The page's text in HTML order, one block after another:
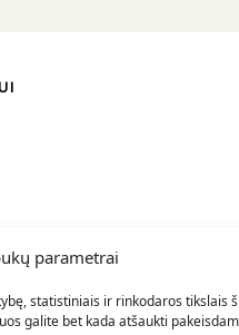
parametrai
statistiniais ir rinkodaros tikslais
galite bet kada atšaukti